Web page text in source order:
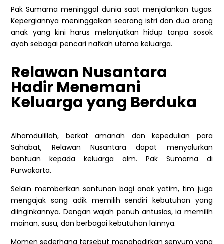
Pak Sumarna meninggal dunia saat menjalankan tugas.
Kepergiannya meninggalkan seorang istri dan dua orang
anak yang kini harus melanjutkan hidup tanpa sosok
ayah sebagai pencari nafkah utama keluarga.
Relawan Nusantara
Hadir Menemani
Keluarga yang Berduka
Alhamdulillah, berkat amanah dan kepedulian para
Sahabat, Relawan Nusantara dapat menyalurkan
bantuan kepada keluarga alm. Pak Sumarna di
Purwakarta.
Selain memberikan santunan bagi anak yatim, tim juga
mengajak sang adik memilih sendiri kebutuhan yang
diinginkannya. Dengan wajah penuh antusias, ia memilih
mainan, susu, dan berbagai kebutuhan lainnya.
Momen sederhana tersebut menghadirkan senyum yang